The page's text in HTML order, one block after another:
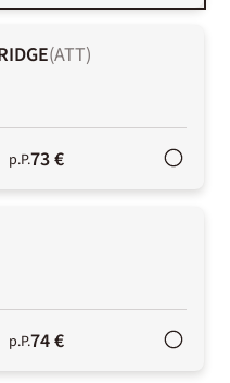
(ATT)
p.P.73 €
p.P.74 €